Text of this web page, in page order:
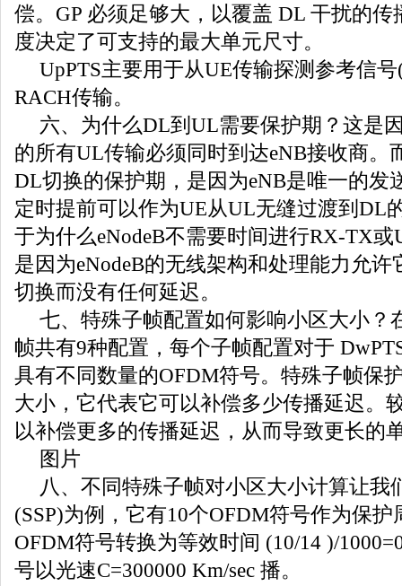
偿。GP 必须足够大，以覆盖 DL 干扰的传
度决定了可支持的最大单元尺寸。
UpPTS主要用于从UE传输探测参考信
RACH传输。
六、为什么DL到UL需要保护期？这是
的所有UL传输必须同时到达eNB接收商。
DL切换的保护期，是因为eNB是唯一的发
定时提前可以作为UE从UL无缝过渡到DL
于为什么eNodeB不需要时间进行RX-TX
是因为eNodeB的无线架构和处理能力允
切换而没有任何延迟。
七、特殊子帧配置如何影响小区大小？
帧共有9种配置，每个子帧配置对于
具有不同数量的OFDM符号。特殊子帧保
大小，它代表它可以补偿多少传播延迟。
以补偿更多的传播延迟，从而导致更长的
图片
八、不同特殊子帧对小区大小计算让我
(SSP)为例，它有10个OFDM符号作为保护
OFDM符号转换为等效时间 (10/14 )/
号以光速C=300000 Km/sec 播。